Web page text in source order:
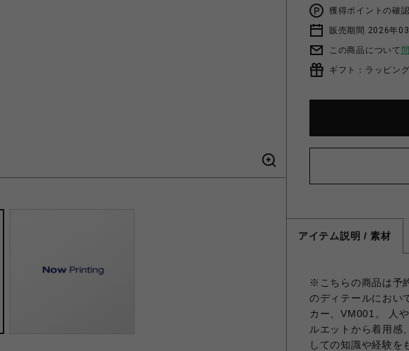
獲得ポイントの確
販売期間 2026年
この商品について
ギフト：ラッピン
アイテム説明 / 素材
※こちらの商品は予
のディテールにおい
カー、VM001。 人
ルエットから着用感
しての知識や経験